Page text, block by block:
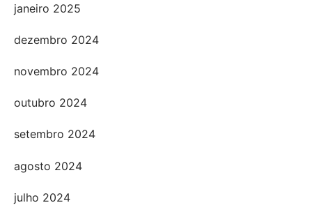
janeiro 2025
dezembro 2024
novembro 2024
outubro 2024
setembro 2024
agosto 2024
julho 2024